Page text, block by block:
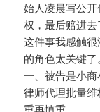
始人凌晨写公
权，最后赔进去
这件事我感触
的角色太关键了
一、被告是小
律师代理批量